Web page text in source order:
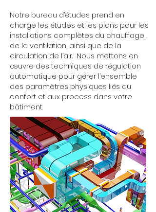
Notre bureau d’études prend en
charge les études et les plans pour les
installations complètes du chauffage,
de la ventilation, ainsi que de la
circulation de l’air. Nous mettons en
œuvre des techniques de régulation
automatique pour gérer l’ensemble
des paramètres physiques liés au
confort et aux process dans votre
bâtiment.